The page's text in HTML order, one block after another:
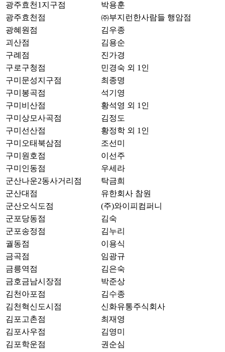
광주효천1지구점
박용훈
광주효천점
㈜부지런한사람들 행암점
광혜원점
김우종
괴산점
김용순
구례점
진가경
구로구청점
민경숙 외 1인
구미문성지구점
최종명
구미봉곡점
석기영
구미비산점
황석영 외 1인
구미상모사곡점
김정도
구미선산점
황정학 외 1인
구미오태북삼점
조선미
구미원호점
이선주
구미인동점
우세라
군산나운2동사거리점
탁금희
군산대점
유한회사 참원
군산오식도점
(주)와이피컴퍼니
군포당동점
김숙
군포송정점
김누리
궐동점
이용식
금곡점
임광규
금릉역점
김은숙
금호금남시장점
박준상
김천아포점
김수종
김천혁신도시점
신화유통주식회사
김포고촌점
최재영
김포사우점
김영미
김포학운점
권순심